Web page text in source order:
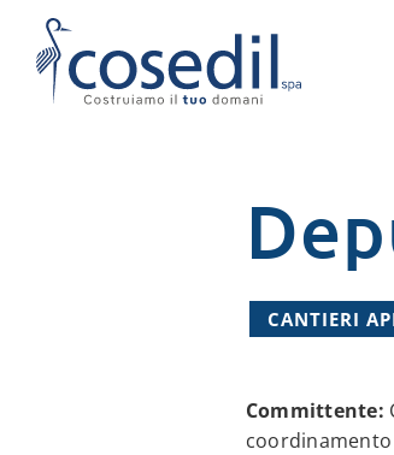
contenuto
CANTIERI
Committente: